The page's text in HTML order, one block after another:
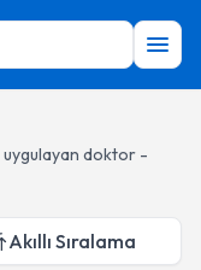
uygulayan doktor -
Akıllı Sıralama